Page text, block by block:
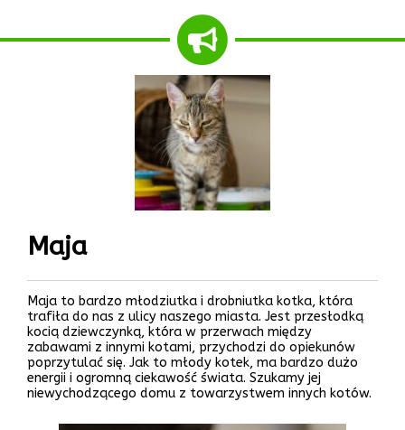
Maja
Maja to bardzo młodziutka i drobniutka kotka, która
trafiła do nas z ulicy naszego miasta. Jest przesłodką
kocią dziewczynką, która w przerwach między
zabawami z innymi kotami, przychodzi do opiekunów
poprzytulać się. Jak to młody kotek, ma bardzo dużo
energii i ogromną ciekawość świata. Szukamy jej
niewychodzącego domu z towarzystwem innych kotów.